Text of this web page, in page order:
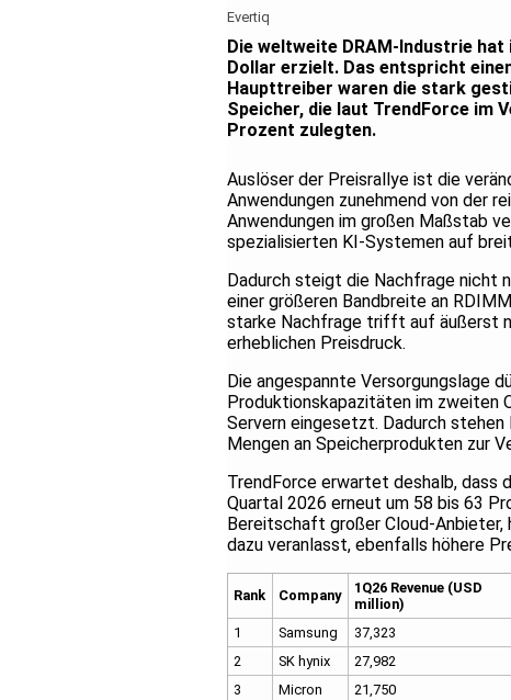
Evertiq
Die weltweite DRAM-Industrie
Dollar erzielt. Das entspricht
Haupttreiber waren die stark
Speicher, die laut TrendForce im
Prozent zulegten.
Auslöser der Preisrallye ist die
Anwendungen zunehmend von der
Anwendungen im großen Maßstab
spezialisierten KI-Systemen auf
Dadurch steigt die Nachfrage nicht
einer größeren Bandbreite an
starke Nachfrage trifft auf äußerst
erheblichen Preisdruck.
Die angespannte Versorgungslage
Produktionskapazitäten im zweiten
Servern eingesetzt. Dadurch
Mengen an Speicherprodukten zur
TrendForce erwartet deshalb, dass
Quartal 2026 erneut um 58 bis 63
Bereitschaft großer Cloud-Anbieter,
dazu veranlasst, ebenfalls höhere
Rank Company
1Q26 Revenue (USD
million)
1
Samsung 37,323
2
SK hynix 27,982
3
Micron 21,750